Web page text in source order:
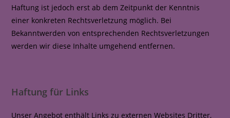
Haftung ist jedoch erst ab dem Zeitpunkt der Kenntnis
einer konkreten Rechtsverletzung möglich. Bei
Bekanntwerden von entsprechenden Rechtsverletzungen
werden wir diese Inhalte umgehend entfernen.
Haftung für Links
Unser Angebot enthält Links zu externen Websites Dritter,